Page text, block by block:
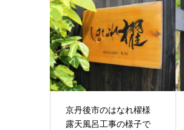
京丹後市のはなれ櫂様
露天風呂工事の様子で